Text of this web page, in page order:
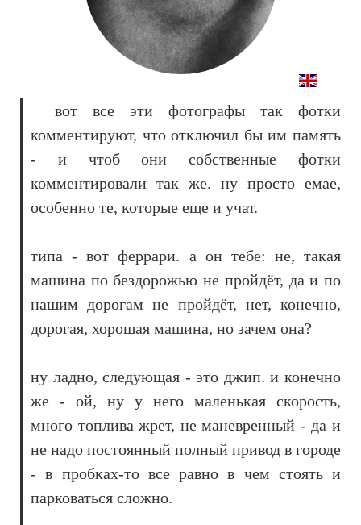
вот все эти фотографы так фотки
комментируют, что отключил бы им память
- и чтоб они собственные фотки
комментировали так же. ну просто емае,
особенно те, которые еще и учат.
типа - вот феррари. а он тебе: не, такая
машина по бездорожью не пройдёт, да и по
нашим дорогам не пройдёт, нет, конечно,
дорогая, хорошая машина, но зачем она?
ну ладно, следующая - это джип. и конечно
же - ой, ну у него маленькая скорость,
много топлива жрет, не маневренный - да и
не надо постоянный полный привод в городе
- в пробках-то все равно в чем стоять и
парковаться сложно.